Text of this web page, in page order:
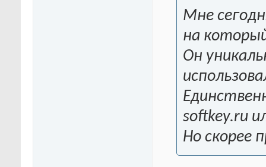
Мне
на
Он
softkey.ru
Но скорее